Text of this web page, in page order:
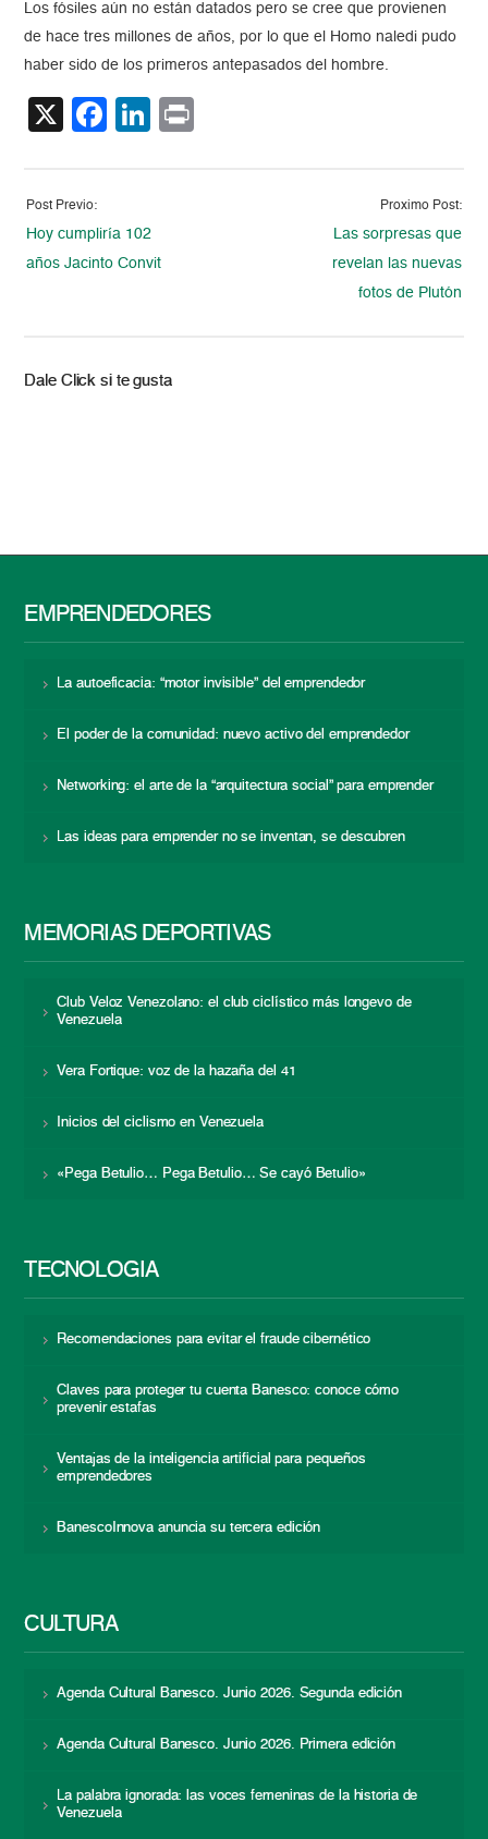
Los fósiles aún no están datados pero se cree que provienen
de hace tres millones de años, por lo que el Homo naledi pudo
haber sido de los primeros antepasados del hombre.
X Facebook
LinkedIn
Post Previo:
Hoy cumpliría 102
años Jacinto Convit
Proximo Post:
Las sorpresas que
revelan las nuevas
fotos de Plutón
Dale Click si te gusta
EMPRENDEDORES
La autoeficacia: “motor invisible” del emprendedor
El poder de la comunidad: nuevo activo del emprendedor
Networking: el arte de la “arquitectura social” para emprender
Las ideas para emprender no se inventan, se descubren
MEMORIAS DEPORTIVAS
Club Veloz Venezolano: el club ciclístico más longevo de
Venezuela
Vera Fortique: voz de la hazaña del 41
Inicios del ciclismo en Venezuela
«Pega Betulio… Pega Betulio… Se cayó Betulio»
TECNOLOGÍA
Recomendaciones para evitar el fraude cibernético
Claves para proteger tu cuenta Banesco: conoce cómo
prevenir estafas
Ventajas de la inteligencia artificial para pequeños
emprendedores
BanescoInnova anuncia su tercera edición
CULTURA
Agenda Cultural Banesco. Junio 2026. Segunda edición
Agenda Cultural Banesco. Junio 2026. Primera edición
La palabra ignorada: las voces femeninas de la historia de
Venezuela